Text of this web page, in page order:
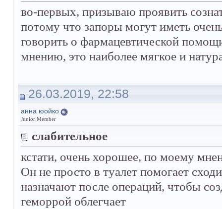
во-первых, призываю проявить
потому что запоры могут иметь
говорить о фармацевтической
мнению, это наиболее мягкое и
26.03.2019, 22:58
анна юойко
Junior Member
слабительное
кстати, очень хорошее, по моему
Он не просто в туалет помогает
назначают после операций, чтобы
геморрой облегчает